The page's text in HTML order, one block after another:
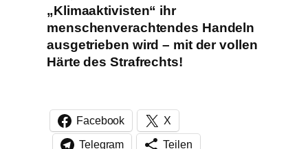
„Klimaaktivisten“ ihr
menschenverachtendes Handeln
ausgetrieben wird – mit der vollen
Härte des Strafrechts!
Facebook X
Telegram Teilen